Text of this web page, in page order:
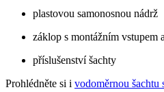
plastovou samonosnou nádrž
záklop s montážním vstupem
příslušenství šachty
Prohlédněte si i vodoměrnou šachtu